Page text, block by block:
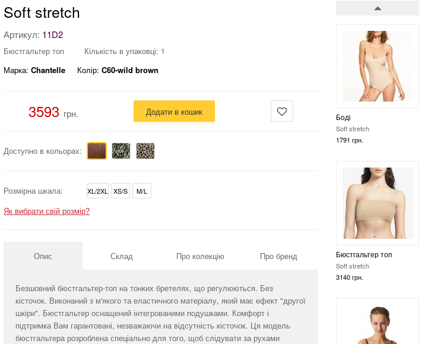
Бюстгальтер топ
Soft stretch
3140 грн.
Бюстгальтер топ
Soft stretch
1796 грн.
Soft stretch
Артикул: 11D2
Бюстгальтер топ
Кількість в упаковці: 1
Марка: Chantelle Колір: C60-wild brown
3593 грн. Додати в кошик
Доступно в кольорах:
Розмірна шкала: XL/2XL XS/S M/L
Як вибрати свій розмір?
Опис Склад Про колекцію Про бренд
Безшовний бюстгальтер-топ на тонких бретелях, що регулюються. Без
кісточок. Виконаний з м'якого та еластичного матеріалу, який має ефект "другої
шкіри". Бюстгальтер оснащений інтегрованими подушками. Комфорт і
підтримка Вам гарантовані, незважаючи на відсутність кісточок. Ця модель
бюстгальтера розроблена спеціально для того, щоб слідувати за рухами